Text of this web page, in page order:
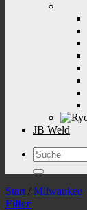
JB Weld
Suchen
nach:
Start / Milwaukee
Filter